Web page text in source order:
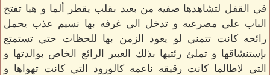
في القفل لتشاهدها صفيه من بعيد بقلب يقطر ألما و هيا تفتح
الباب علي مصرعيه و تدخل الي غرفه بها نسيم عذب يحمل
رائحه كانت تتمني لو يعود الزمن بها للحظات حتي تستمتع
بإستنشاقها و تملئ رئتيها بذلك العبير الرائع الخاص بوالدتها و
التي لاطالما كانت رقيقه ناعمه كالورود التي كانت تهواها و